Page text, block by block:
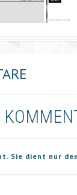
Sie dient nur